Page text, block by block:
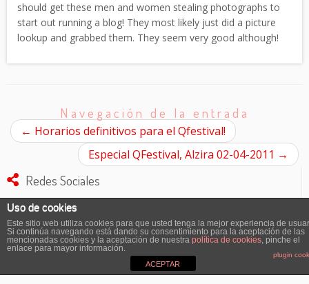
should get these men and women stealing photographs to
start out running a blog! They most likely just did a picture
lookup and grabbed them. They seem very good although!
Navegación de la entrada
← Horarios definitivos para el Qfestival!
Especial QFestival, Alzira 02-04-2011 →
Redes Sociales
Buscar:
Uso de cookies
Este sitio web utiliza cookies para que usted tenga la mejor experiencia de
Si continúa navegando está dando su consentimiento para la aceptación de las
mencionadas cookies y la aceptación de nuestra política de cookies, pinche el
enlace para mayor información.
plugin
ACEPTAR